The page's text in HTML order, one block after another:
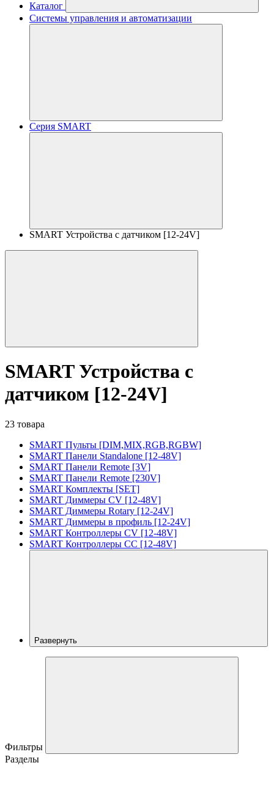
Каталог
Системы управления и автоматизации
Серия SMART
SMART Устройства с датчиком [12-24V]
SMART Устройства с
датчиком [12-24V]
23 товара
SMART Пульты [DIM,MIX,RGB,RGBW]
SMART Панели Standalone [12-48V]
SMART Панели Remote [3V]
SMART Панели Remote [230V]
SMART Комплекты [SET]
SMART Диммеры CV [12-48V]
SMART Диммеры Rotary [12-24V]
SMART Диммеры в профиль [12-24V]
SMART Контроллеры CV [12-48V]
SMART Контроллеры CC [12-48V]
Развернуть
Фильтры
Разделы